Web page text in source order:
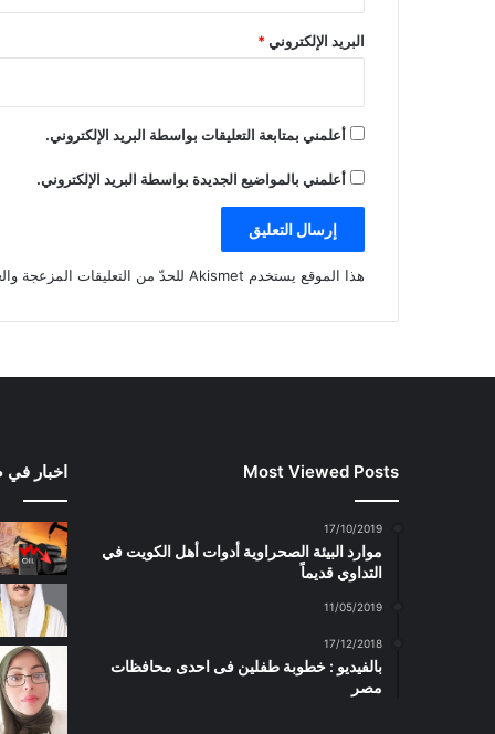
البريد الإلكتروني*
أعلمني بمتابعة التعليقات بواسطة البريد الإلكتروني.
أعلمني بالمواضيع الجديدة بواسطة البريد الإلكتروني.
هذا الموقع يستخدم Akismet للحدّ من التعليقات المزعجة والغير مرغوبة.
Most Viewed Posts
17/10/2019
موارد البيئة الصحراوية أدوات أهل الكويت في
التداوي قديماً
11/05/2019
17/12/2018
بالفيديو : خطوبة طفلين فى احدى محافظات
مصر
اخبار في